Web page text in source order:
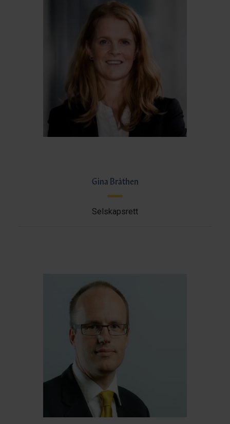
Gina Bråthen
Selskapsrett